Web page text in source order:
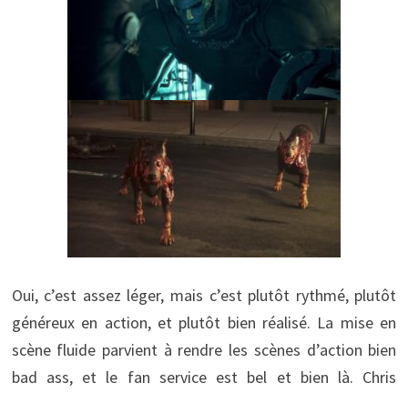
Oui, c’est assez léger, mais c’est plutôt rythmé, plutôt
généreux en action, et plutôt bien réalisé. La mise en
scène fluide parvient à rendre les scènes d’action bien
bad ass, et le fan service est bel et bien là. Chris